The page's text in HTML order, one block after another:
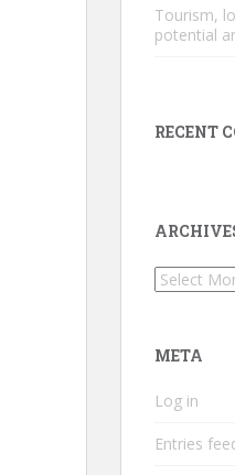
Tourism,
potential
RECENT
Archives
META
Log in
Entries